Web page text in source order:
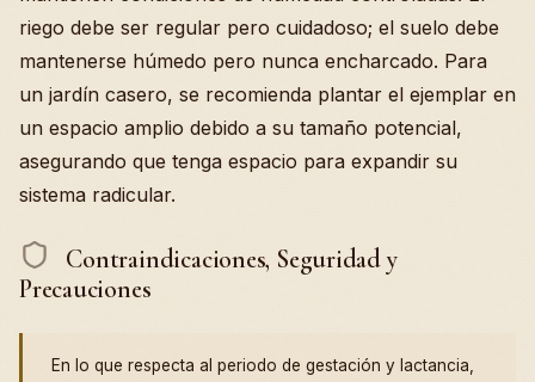
riego debe ser regular pero cuidadoso; el suelo debe
mantenerse húmedo pero nunca encharcado. Para
un jardín casero, se recomienda plantar el ejemplar en
un espacio amplio debido a su tamaño potencial,
asegurando que tenga espacio para expandir su
sistema radicular.
Contraindicaciones, Seguridad y
Precauciones
En lo que respecta al periodo de gestación y lactancia,